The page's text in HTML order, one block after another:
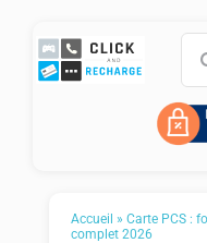
contenu
Accueil » Carte PCS :
complet 2026